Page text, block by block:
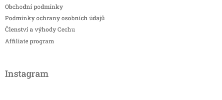
Obchodní podmínky
Podmínky ochrany osobních údajů
Členství a výhody Cechu
Affiliate program
Instagram